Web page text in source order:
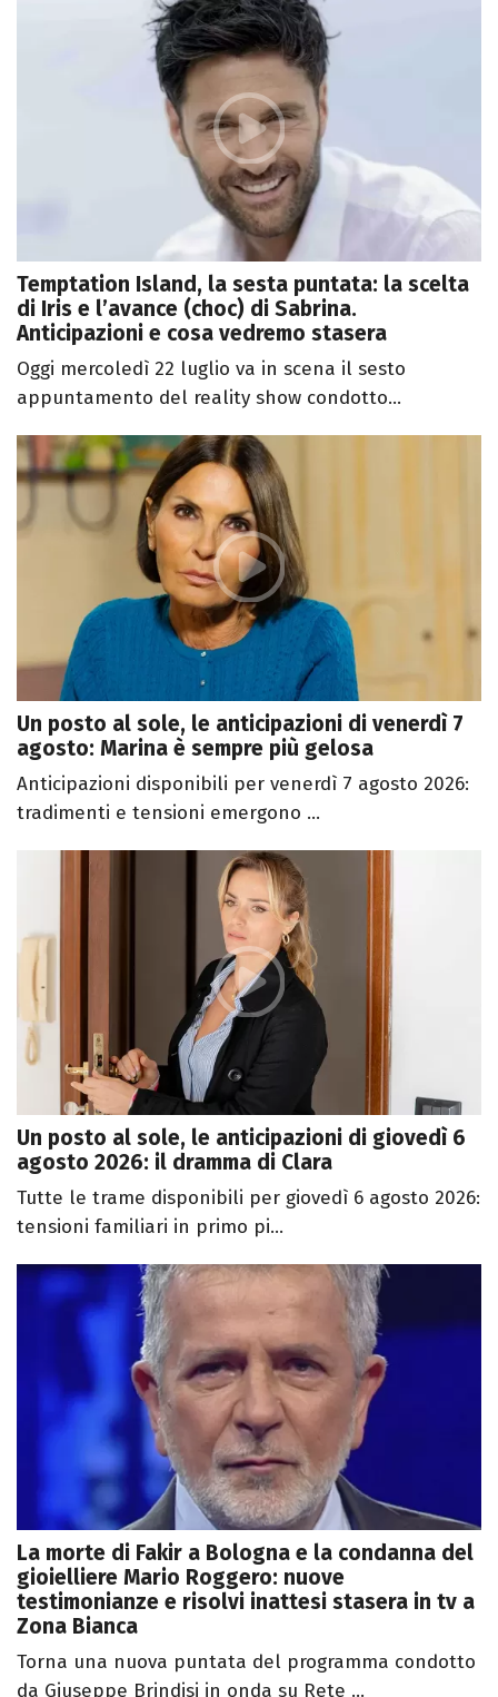
Temptation Island, la sesta puntata: la scelta
di Iris e l’avance (choc) di Sabrina.
Anticipazioni e cosa vedremo stasera
Oggi mercoledì 22 luglio va in scena il sesto
appuntamento del reality show condotto...
Un posto al sole, le anticipazioni di venerdì 7
agosto: Marina è sempre più gelosa
Anticipazioni disponibili per venerdì 7 agosto 2026:
tradimenti e tensioni emergono ...
Un posto al sole, le anticipazioni di giovedì 6
agosto 2026: il dramma di Clara
Tutte le trame disponibili per giovedì 6 agosto 2026:
tensioni familiari in primo pi...
La morte di Fakir a Bologna e la condanna del
gioielliere Mario Roggero: nuove
testimonianze e risolvi inattesi stasera in tv a
Zona Bianca
Torna una nuova puntata del programma condotto
da Giuseppe Brindisi in onda su Rete ...